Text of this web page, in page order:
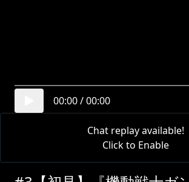
00:00/00:00
Chat replay available!
Click to Enable